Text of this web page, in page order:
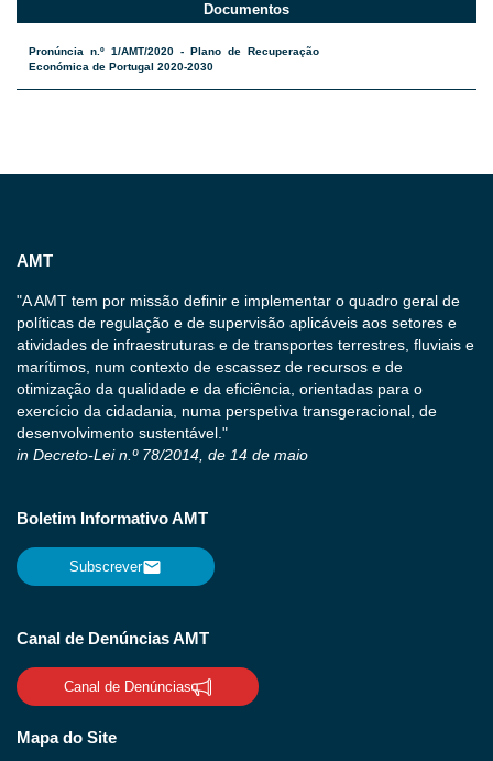
Documentos
Pronúncia n.º 1/AMT/2020 - Plano de Recuperação
Económica de Portugal 2020-2030
AMT
"A AMT tem por missão definir e implementar o quadro geral de
políticas de regulação e de supervisão aplicáveis aos setores e
atividades de infraestruturas e de transportes terrestres, fluviais e
marítimos, num contexto de escassez de recursos e de
otimização da qualidade e da eficiência, orientadas para o
exercício da cidadania, numa perspetiva transgeracional, de
desenvolvimento sustentável."
in Decreto-Lei n.º 78/2014, de 14 de maio
Boletim Informativo AMT
Subscrever
Canal de Denúncias AMT
Canal de Denúncias
Mapa do Site